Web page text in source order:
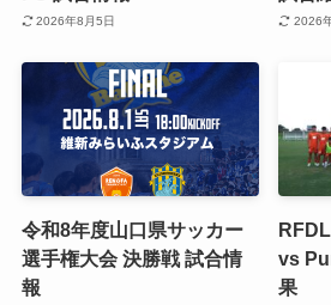
2026年8月5日 2026
令和8年度山口県サッカー
選手権大会 決勝戦 試合情
報
vs
果